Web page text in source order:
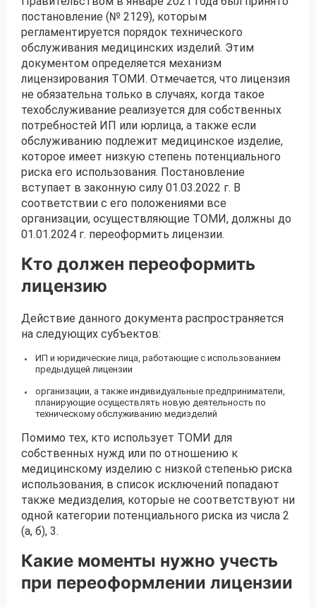
постановление (№ 2129), которым
регламентируется порядок технического
обслуживания медицинских изделий. Этим
документом определяется механизм
лицензирования ТОМИ. Отмечается, что лицензия
не обязательна только в случаях, когда такое
техобслуживание реализуется для собственных
потребностей ИП или юрлица, а также если
обслуживанию подлежит медицинское изделие,
которое имеет низкую степень потенциального
риска его использования. Постановление
вступает в законную силу 01.03.2022 г. В
соответствии с его положениями все
организации, осуществляющие ТОМИ, должны до
01.01.2024 г. переоформить лицензии.
Кто должен переоформить
лицензию
Действие данного документа распространяется
на следующих субъектов:
ИП и юридические лица, работающие с использованием
предыдущей лицензии
организации, а также индивидуальные предприниматели,
планирующие осуществлять новую деятельность по
техническому обслуживанию медизделий
Помимо тех, кто использует ТОМИ для
собственных нужд или по отношению к
медицинскому изделию с низкой степенью риска
использования, в список исключений попадают
также медизделия, которые не соответствуют ни
одной категории потенциального риска из числа 2
(а, б), 3.
Какие моменты нужно учесть
при переоформлении лицензии
Приложите документы
Получить консультацию
Даю согласие наобработку персональных
данныхиe-mail рассылку
Приложите документы
Получить консультацию
Даю согласие на обработку персональных
данных иe-mail рассылку
Получить консультацию
Даю согласие наобработку персональных
данныхиe-mail рассылку